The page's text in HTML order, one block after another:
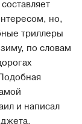
но,
триллеры
по словам
и написал